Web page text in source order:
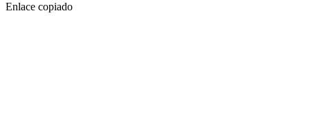
Enlace copiado